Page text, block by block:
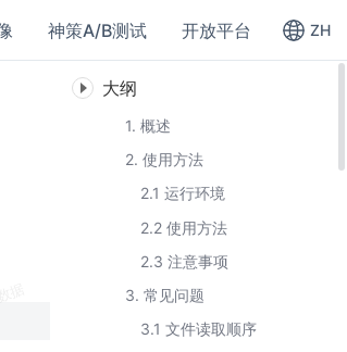
神策A/B测试 开放平台 ZH
大纲
1. 概述
2. 使用方法
2.1 运行环境
2.2 使用方法
2.3 注意事项
3. 常见问题
3.1 文件读取顺序